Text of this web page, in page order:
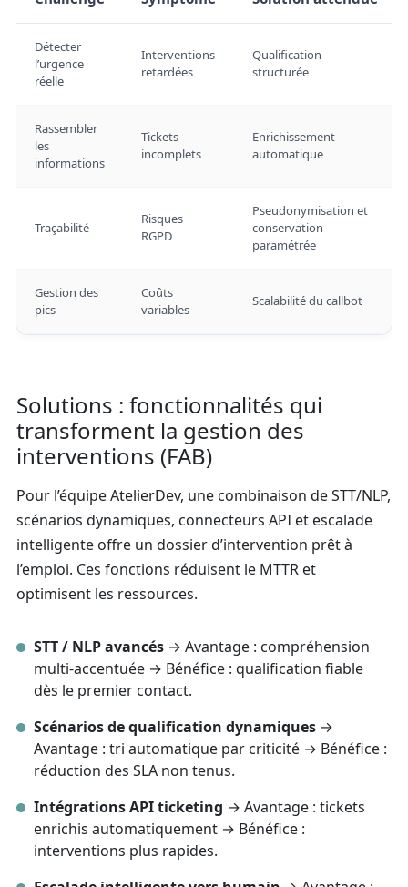
Détecter
l’urgence
réelle
Interventions
retardées
Qualification
structurée
Rassembler
les
informations
Tickets
incomplets
Enrichissement
automatique
Traçabilité
Risques
RGPD
Pseudonymisation et
conservation
paramétrée
Gestion des
pics
Coûts
variables
Scalabilité du callbot
Solutions : fonctionnalités qui
transforment la gestion des
interventions (FAB)
Pour l’équipe AtelierDev, une combinaison de STT/NLP,
scénarios dynamiques, connecteurs API et escalade
intelligente offre un dossier d’intervention prêt à
l’emploi. Ces fonctions réduisent le MTTR et
optimisent les ressources.
STT / NLP avancés → Avantage : compréhension
multi-accentuée → Bénéfice : qualification fiable
dès le premier contact.
Scénarios de qualification dynamiques →
Avantage : tri automatique par criticité → Bénéfice :
réduction des SLA non tenus.
Intégrations API ticketing → Avantage : tickets
enrichis automatiquement → Bénéfice :
interventions plus rapides.